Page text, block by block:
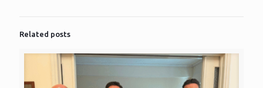
Related posts